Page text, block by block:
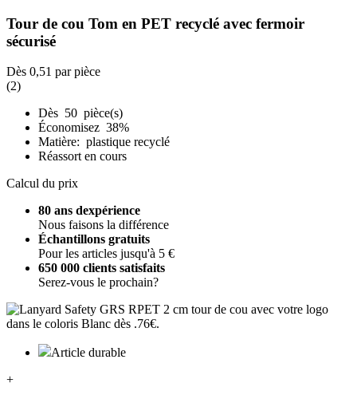
Tour de cou Tom en PET recyclé avec fermoir
sécurisé
Dès 0,51 par pièce
(2)
Dès 50 pièce(s)
Économisez 38%
Matière: plastique recyclé
Réassort en cours
Calcul du prix
80 ans dexpérience
Nous faisons la différence
Échantillons gratuits
Pour les articles jusqu'à 5 €
650 000 clients satisfaits
Serez-vous le prochain?
Article durable
+